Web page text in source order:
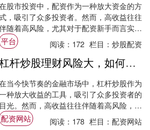
股市投资中，配资作为一种放大资金的方
，吸引了众多投资者。然而，高收益往往
随着高风险，尤其对于配资新手而言实盘
资，选择一个低风险的股票配资平台至关
重要。本....
平台 阅读： 172 栏目：炒股配资
杠杆炒股理财风险大，如何安全操作？- 投资策略解析
当今快节奏的金融市场中，杠杆炒股作为
种放大收益的工具，吸引了众多投资者的
目光。然而，高收益往往伴随着高风险，杠
操作不当可能导致巨额亏损甚至爆仓。本
文将深入....
配资网站 阅读： 178 栏目：配资网站